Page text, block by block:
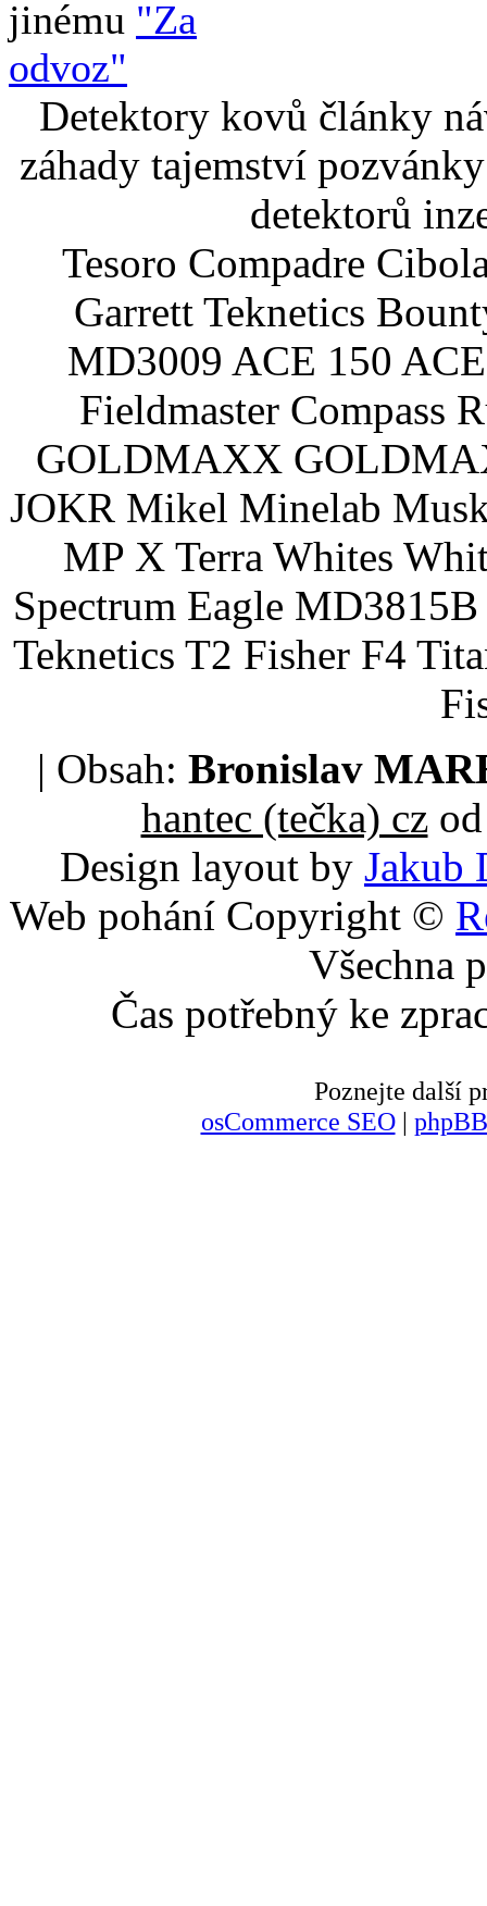
jinému "Za
odvoz"
Detektory kovů články
záhady tajemství
detektorů
Tesoro Compadre
Garrett Teknetics
MD3009 ACE 150
Fieldmaster Compass
GOLDMAXX
JOKR Mikel Minelab
MP X Terra Whites
Spectrum Eagle
Teknetics T2 Fisher F4
| Obsah: Bronislav
hantec (tečka) czod
Design layout by Jakub
Web pohání Copyright ©
Všechna
Čas potřebný ke
Poznejte další
osCommerce SEO|